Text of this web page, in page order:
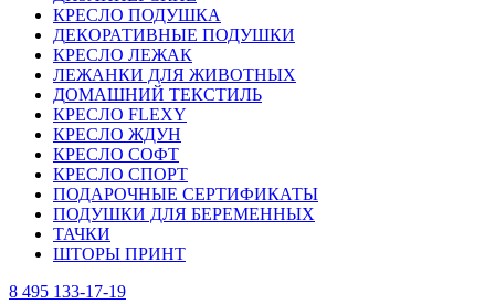
КРЕСЛО ПОДУШКА
ДЕКОРАТИВНЫЕ ПОДУШКИ
КРЕСЛО ЛЕЖАК
ЛЕЖАНКИ ДЛЯ ЖИВОТНЫХ
ДОМАШНИЙ ТЕКСТИЛЬ
КРЕСЛО FLEXY
КРЕСЛО ЖДУН
КРЕСЛО СОФТ
КРЕСЛО СПОРТ
ПОДАРОЧНЫЕ СЕРТИФИКАТЫ
ПОДУШКИ ДЛЯ БЕРЕМЕННЫХ
ТАЧКИ
ШТОРЫ ПРИНТ
8 495 133-17-19